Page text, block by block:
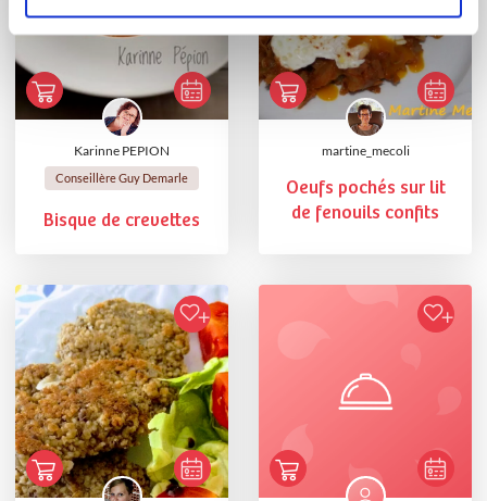
Karinne PEPION
Conseillère Guy Demarle
Bisque de crevettes
martine_mecoli
Oeufs pochés sur lit
de fenouils confits